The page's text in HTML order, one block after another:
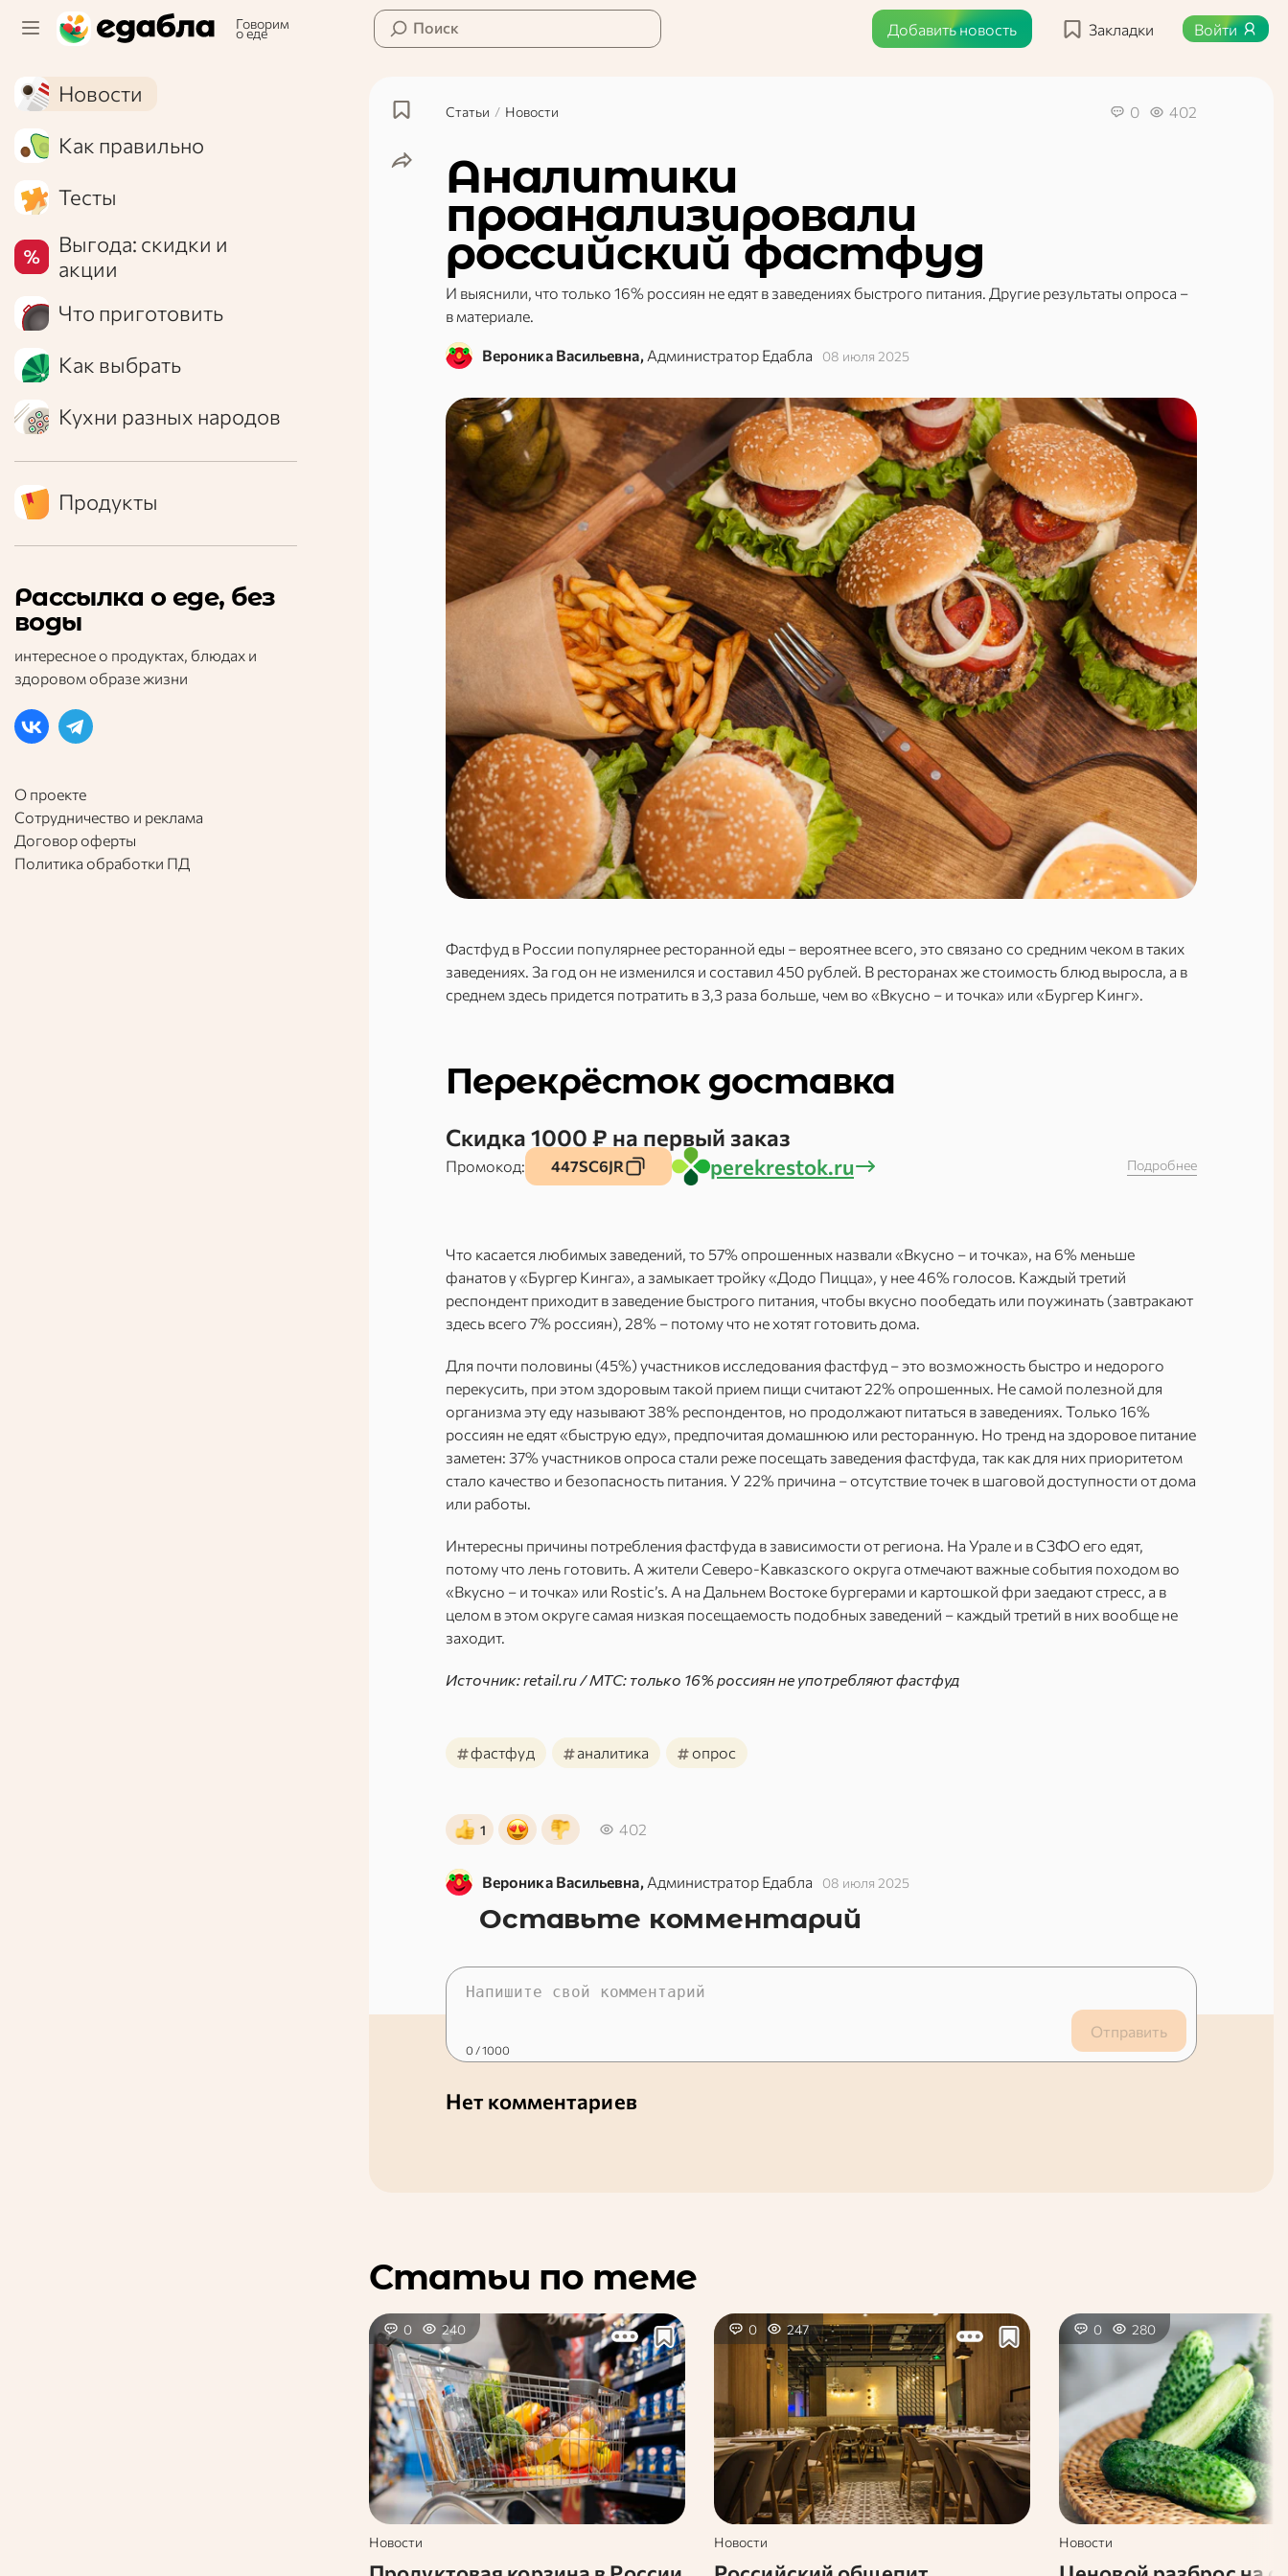
Говорим
о еде Поиск Добавить новость Закладки Войти
Новости
Как правильно
Тесты
Выгода: скидки и
акции
Что приготовить
Как выбрать
Кухни разных народов
Продукты
Рассылка о еде, без
воды
интересное о продуктах, блюдах и
здоровом образе жизни
О проекте
Сотрудничество и реклама
Договор оферты
Политика обработки ПД
Статьи / Новости 0 402
Аналитики
проанализировали
российский фастфуд
И выяснили, что только 16% россиян не едят в заведениях быстрого питания. Другие результаты опроса –
в материале.
Вероника Васильевна, Администратор Едабла 08 июля 2025
Фастфуд в России популярнее ресторанной еды – вероятнее всего, это связано со средним чеком в таких
заведениях. За год он не изменился и составил 450 рублей. В ресторанах же стоимость блюд выросла, а в
среднем здесь придется потратить в 3,3 раза больше, чем во «Вкусно – и точка» или «Бургер Кинг».
Перекрёсток доставка
Скидка 1000 ₽ на первый заказ
Промокод: 447SC6JR perekrestok.ru Подробнее
Что касается любимых заведений, то 57% опрошенных назвали «Вкусно – и точка», на 6% меньше
фанатов у «Бургер Кинга», а замыкает тройку «Додо Пицца», у нее 46% голосов. Каждый третий
респондент приходит в заведение быстрого питания, чтобы вкусно пообедать или поужинать (завтракают
здесь всего 7% россиян), 28% – потому что не хотят готовить дома.
Для почти половины (45%) участников исследования фастфуд – это возможность быстро и недорого
перекусить, при этом здоровым такой прием пищи считают 22% опрошенных. Не самой полезной для
организма эту еду называют 38% респондентов, но продолжают питаться в заведениях. Только 16%
россиян не едят «быструю еду», предпочитая домашнюю или ресторанную. Но тренд на здоровое питание
заметен: 37% участников опроса стали реже посещать заведения фастфуда, так как для них приоритетом
стало качество и безопасность питания. У 22% причина – отсутствие точек в шаговой доступности от дома
или работы.
Интересны причины потребления фастфуда в зависимости от региона. На Урале и в СЗФО его едят,
потому что лень готовить. А жители Северо-Кавказского округа отмечают важные события походом во
«Вкусно – и точка» или Rostic’s. А на Дальнем Востоке бургерами и картошкой фри заедают стресс, а в
целом в этом округе самая низкая посещаемость подобных заведений – каждый третий в них вообще не
заходит.
Источник: retail.ru / МТС: только 16% россиян не употребляют фастфуд
#фастфуд #аналитика # опрос
1 402
Вероника Васильевна, Администратор Едабла 08 июля 2025
Оставьте комментарий
Отправить
0 / 1000
Нет комментариев
Статьи по теме
0 240
Новости
0 247
Новости
0 280
Новости